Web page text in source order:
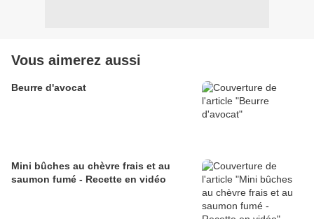
Vous aimerez aussi
Beurre d'avocat
Mini bûches au chèvre frais et au
saumon fumé - Recette en vidéo